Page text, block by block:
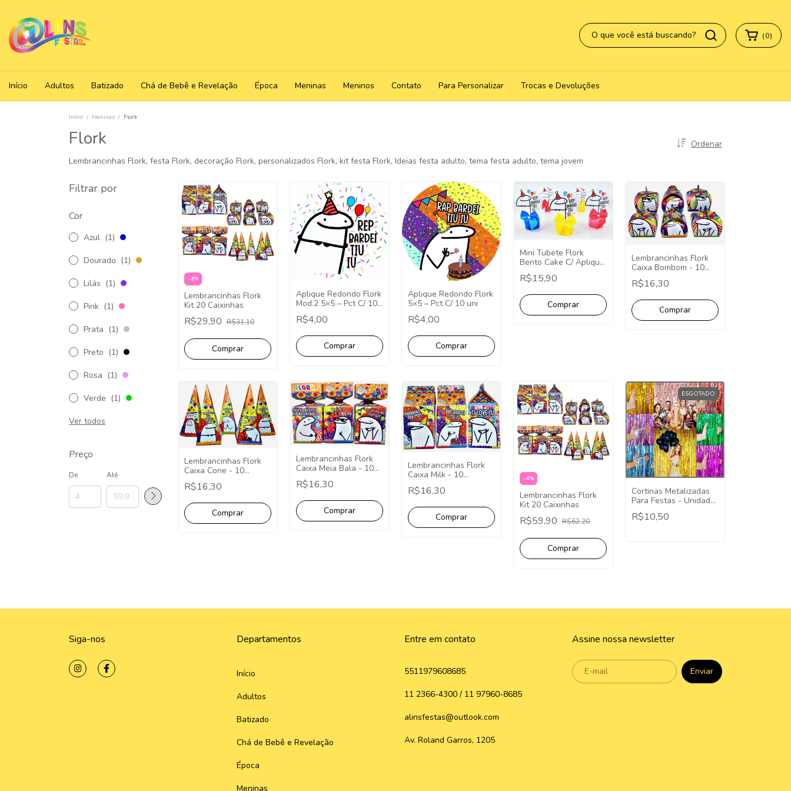
(0)
Início Adultos Batizado Chá de Bebê e Revelação Época Meninas Meninos Contato Para Personalizar Trocas e Devoluções
Início / Meninas / Flork
Flork
Ordenar
Lembrancinhas Flork, festa Flork, decoração Flork, personalizados Flork, kit festa Flork, Ideias festa adulto, tema festa adulto, tema jovem
Filtrar por
Cor
Azul (1)
Dourado (1)
Lilás (1)
Pink (1)
Prata (1)
Preto (1)
Rosa (1)
Verde (1)
Ver todos
Preço
De Até
-4%
Lembrancinhas Flork
Kit 20 Caixinhas
R$29,90 R$31,10
Aplique Redondo Flork
Mod.2 5×5 – Pct C/ 10
unid
R$4,00
Aplique Redondo Flork
5×5 – Pct C/ 10 uni
R$4,00
Mini Tubete Flork
Bento Cake C/ Aplique
Pct. C/ 10 Unidades -
Decoração Festa
Aplique.
R$15,90
Lembrancinhas Flork
Caixa Bombom - 10
Unidades
R$16,30
Lembrancinhas Flork
Caixa Cone - 10
Unidades
R$16,30
Lembrancinhas Flork
Caixa Meia Bala - 10
Unidades
R$16,30
Lembrancinhas Flork
Caixa Milk - 10
Unidades
R$16,30
-4%
Lembrancinhas Flork
Kit 20 Caixinhas
R$59,90 R$62,20
ESGOTADO
Cortinas Metalizadas
Para Festas - Unidade
2x1
R$10,50
Siga-nos Departamentos
Início
Adultos
Batizado
Chá de Bebê e Revelação
Época
Meninas
Entre em contato
5511979608685
11 2366-4300 / 11 97960-8685
alinsfestas@outlook.com
Av. Roland Garros, 1205
Assine nossa newsletter